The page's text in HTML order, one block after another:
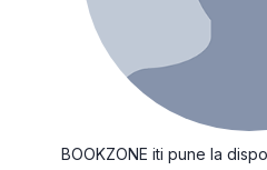
BOOKZONE iti pune la